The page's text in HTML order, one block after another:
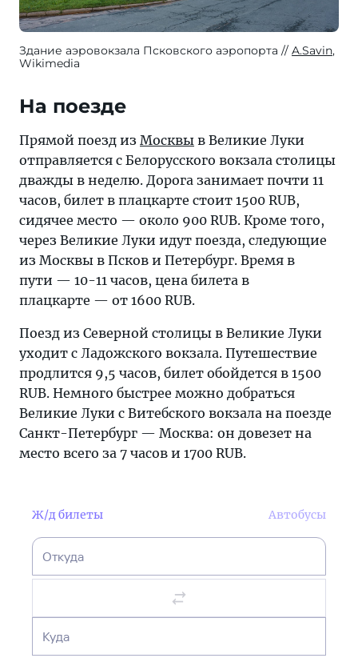
Здание аэровокзала Псковского аэропорта A.Savin,
Wikimedia
На поезде
Прямой поезд из Москвы в Великие Луки
отправляется с Белорусского вокзала столицы
дважды в неделю. Дорога занимает почти 11
часов, билет в плацкарте стоит 1500 RUB,
сидячее место — около 900 RUB. Кроме того,
через Великие Луки идут поезда, следующие
из Москвы в Псков и Петербург. Время в
пути — 10-11 часов, цена билета в
плацкарте — от 1600 RUB.
Поезд из Северной столицы в Великие Луки
уходит с Ладожского вокзала. Путешествие
продлится 9,5 часов, билет обойдется в 1500
RUB. Немного быстрее можно добраться
Великие Луки с Витебского вокзала на поезде
Санкт-Петербург — Москва: он довезет на
место всего за 7 часов и 1700 RUB.
Ж/д билеты Автобусы
Откуда
Куда